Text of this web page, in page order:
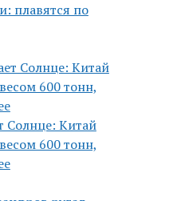
плавятся по
Солнце: Китай
600 тонн,